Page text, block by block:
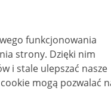
(z wyłączeniem treści
Commons: uznanie
audiowizualne, w tym
Commons: uznanie
NC-ND 4.0), o ile nie jest to
funkcjonowania
Dzięki nim
i stale ulepszać nasze